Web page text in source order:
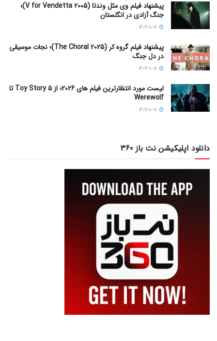
پیشنهاد فیلم وی مثل وندتا (V for Vendetta 2005)؛
جنگ آزادی در انگلستان
پیشنهاد فیلم گروه کر (The Choral 2025)؛ نجات موسیقی
در دل جنگ
لیست مورد انتظارترین فیلم های 2026؛ از Toy Story 5 تا
Werewolf
دانلود اپلیکیشن نت باز 360